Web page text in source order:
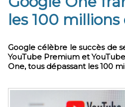
les 100 millions
Google célèbre le succès de
YouTube Premium et
One, tous dépassant les 100